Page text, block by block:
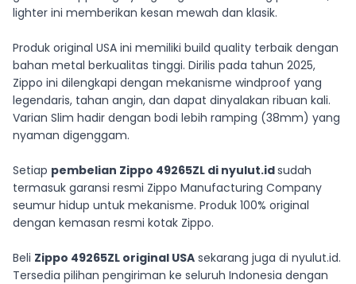
lighter ini memberikan kesan mewah dan klasik.
Produk original USA ini memiliki build quality terbaik dengan
bahan metal berkualitas tinggi. Dirilis pada tahun 2025,
Zippo ini dilengkapi dengan mekanisme windproof yang
legendaris, tahan angin, dan dapat dinyalakan ribuan kali.
Varian Slim hadir dengan bodi lebih ramping (38mm) yang
nyaman digenggam.
Setiap pembelian Zippo 49265ZL di nyulut.idsudah
termasuk garansi resmi Zippo Manufacturing Company
seumur hidup untuk mekanisme. Produk 100% original
dengan kemasan resmi kotak Zippo.
Beli Zippo 49265ZL original USA sekarang juga di nyulut.id.
Tersedia pilihan pengiriman ke seluruh Indonesia dengan